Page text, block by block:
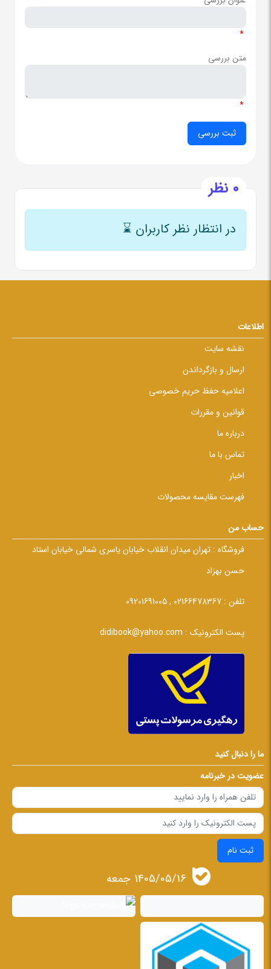
*
متن بررسی
*
0 نظر
در انتظار نظر کاربران ⌛
اطلاعات
نقشه سایت
ارسال و بازگرداندن
اعلامیه حفظ حریم خصوصی
قوانین و مقررات
درباره ما
تماس با ما
اخبار
فهرست مقایسه محصولات
حساب من
فروشگاه : تهران میدان انقلاب خیابان یاسری شمالی خیابان استاد
حسن بهزاد
تلفن : 02166478367 , 09201691005
پست الکترونیک : didibook@yahoo.com
ما را دنبال کنید
عضویت در خبرنامه
ثبت نام
1405/05/16 جمعه